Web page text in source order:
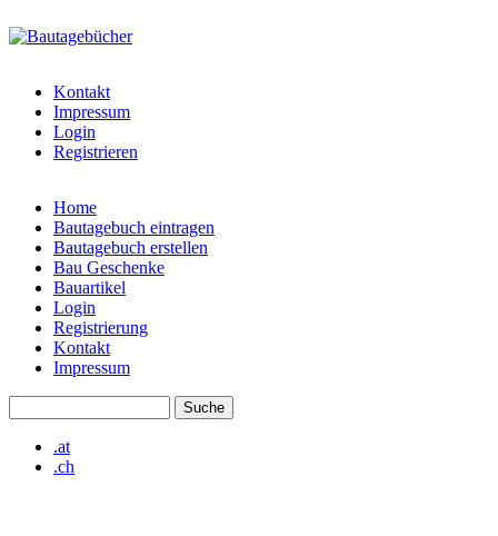
bautagebuch-
liste.de
Kontakt
Impressum
Login
Registrieren
Hauptmenü
Home
Bautagebuch eintragen
Bautagebuch erstellen
Bau Geschenke
Bauartikel
Login
Registrierung
Kontakt
Impressum
.at
.ch